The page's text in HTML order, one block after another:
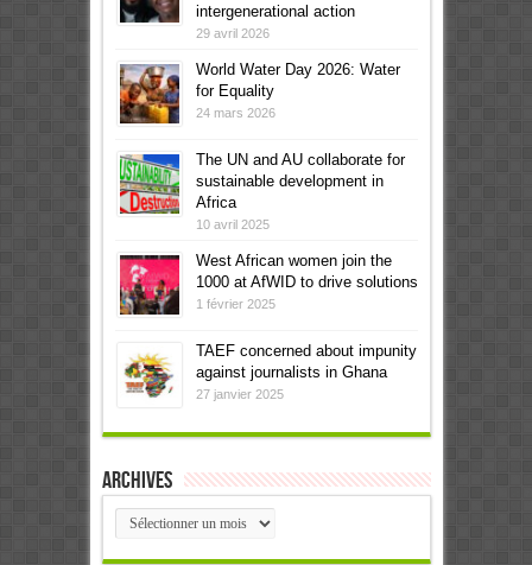
intergenerational action
29 avril 2026
World Water Day 2026: Water
for Equality
24 mars 2026
The UN and AU collaborate for
sustainable development in
Africa
10 avril 2025
West African women join the
1000 at AfWID to drive solutions
1 février 2025
TAEF concerned about impunity
against journalists in Ghana
27 janvier 2025
Archives
Archives